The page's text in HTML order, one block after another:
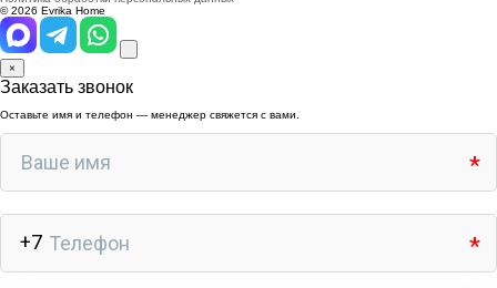
© 2026 Evrika Home
×
Заказать звонок
Оставьте имя и телефон — менеджер свяжется с вами.